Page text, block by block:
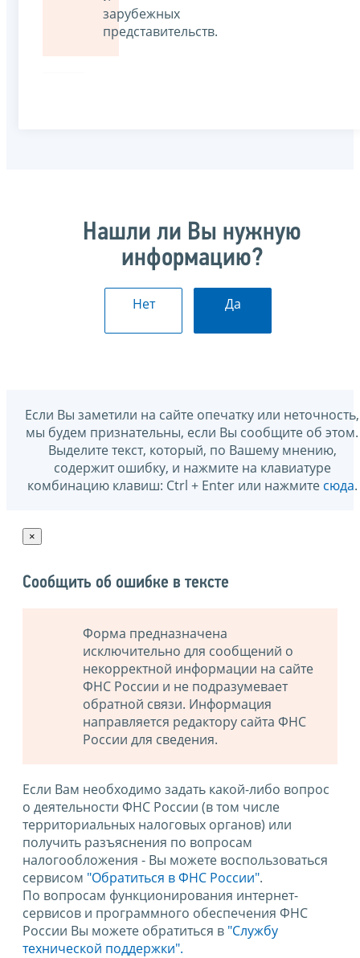
зарубежных
представительств.
Нашли ли Вы нужную
информацию?
Нет Да
Если Вы заметили на сайте опечатку или неточность,
мы будем признательны, если Вы сообщите об этом.
Выделите текст, который, по Вашему мнению,
содержит ошибку, и нажмите на клавиатуре
комбинацию клавиш: Ctrl + Enter или нажмите сюда.
×
Сообщить об ошибке в тексте
Форма предназначена
исключительно для сообщений о
некорректной информации на сайте
ФНС России и не подразумевает
обратной связи. Информация
направляется редактору сайта ФНС
России для сведения.
Если Вам необходимо задать какой-либо вопрос
о деятельности ФНС России (в том числе
территориальных налоговых органов) или
получить разъяснения по вопросам
налогообложения - Вы можете воспользоваться
сервисом "Обратиться в ФНС России".
По вопросам функционирования интернет-
сервисов и программного обеспечения ФНС
России Вы можете обратиться в "Службу
технической поддержки".